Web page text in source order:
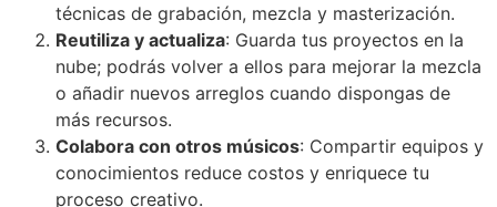
técnicas de grabación, mezcla y masterización.
Reutiliza y actualiza: Guarda tus proyectos en la
nube; podrás volver a ellos para mejorar la mezcla
o añadir nuevos arreglos cuando dispongas de
más recursos.
Colabora con otros músicos: Compartir equipos y
conocimientos reduce costos y enriquece tu
proceso creativo.